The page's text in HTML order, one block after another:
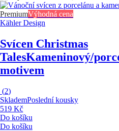
PremiumVýhodná cena
Kähler Design
Svícen Christmas
TalesKameninový/
motivem
(2)
SklademPoslední kousky
519 Kč
Do košíku
Do košíku